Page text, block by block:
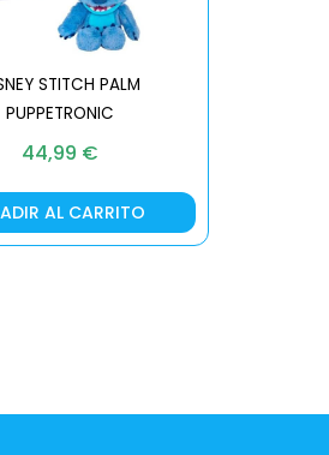
STITCH PALM
PUPPETRONIC
44,99 €
AL CARRITO